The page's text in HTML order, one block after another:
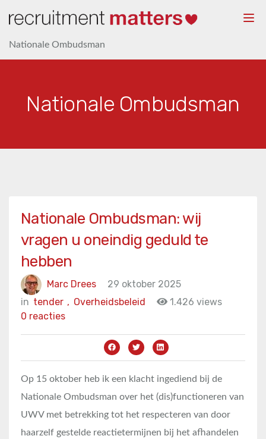
Nationale Ombudsman
Nationale Ombudsman
Nationale Ombudsman: wij
vragen u oneindig geduld te
hebben
Marc Drees
29 oktober 2025
in
Overheidsbeleid
tender ,
1.426 views
0 reacties
Op 15 oktober heb ik een klacht ingediend bij de
Nationale Ombudsman over het (dis)functioneren van
UWV met betrekking tot het respecteren van door
haarzelf gestelde reactietermijnen bij het afhandelen